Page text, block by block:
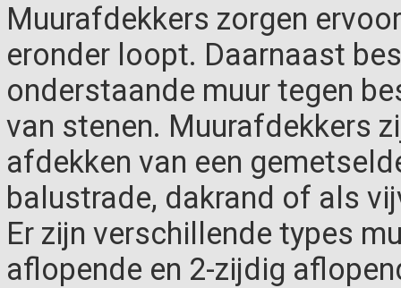
Muurafdekkers zorgen
eronder loopt. Daarnaast
onderstaande muur tegen
van stenen. Muurafdekkers
afdekken van een
balustrade, dakrand of als
Er zijn verschillende types
aflopende en 2-zijdig